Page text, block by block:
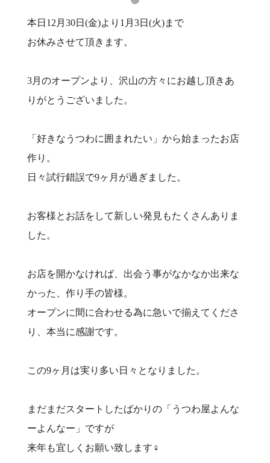
本日12月30日(金)より1月3日(火)まで
お休みさせて頂きます。
3月のオープンより、沢山の方々にお越し頂きあ
りがとうございました。
「好きなうつわに囲まれたい」から始まったお店
作り。
日々試行錯誤で9ヶ月が過ぎました。
お客様とお話をして新しい発見もたくさんありま
した。
お店を開かなければ、出会う事がなかなか出来な
かった、作り手の皆様。
オープンに間に合わせる為に急いで揃えてくださ
り、本当に感謝です。
この9ヶ月は実り多い日々となりました。
まだまだスタートしたばかりの「うつわ屋よんな
ーよんなー」ですが
来年も宜しくお願い致します‍♀️